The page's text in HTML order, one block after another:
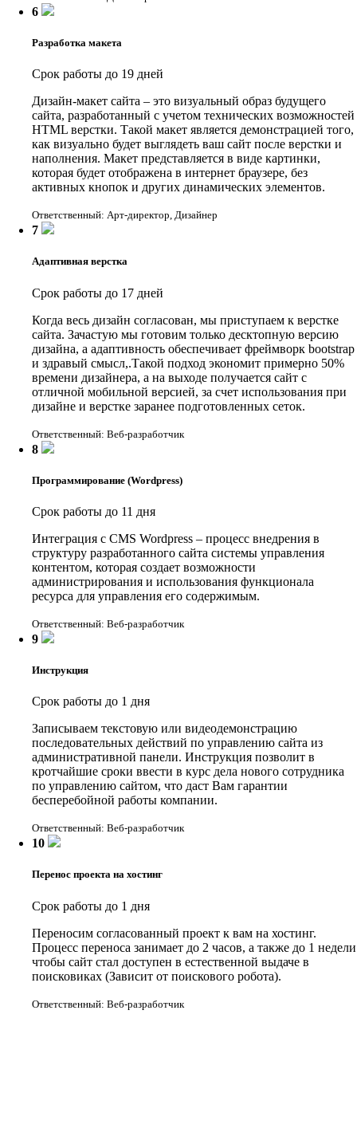
6
Разработка макета
Срок работы до 19 дней
Дизайн-макет сайта – это визуальный образ будущего
сайта, разработанный с учетом технических возможностей
HTML верстки. Такой макет является демонстрацией того,
как визуально будет выглядеть ваш сайт после верстки и
наполнения. Макет представляется в виде картинки,
которая будет отображена в интернет браузере, без
активных кнопок и других динамических элементов.
Ответственный: Арт-директор, Дизайнер
7
Адаптивная верстка
Срок работы до 17 дней
Когда весь дизайн согласован, мы приступаем к верстке
сайта. Зачастую мы готовим только десктопную версию
дизайна, а адаптивность обеспечивает фреймворк bootstrap
и здравый смысл,.Такой подход экономит примерно 50%
времени дизайнера, а на выходе получается сайт с
отличной мобильной версией, за счет использования при
дизайне и верстке заранее подготовленных сеток.
Ответственный: Веб-разработчик
8
Программирование (Wordpress)
Срок работы до 11 дня
Интеграция с CMS Wordpress – процесс внедрения в
структуру разработанного сайта системы управления
контентом, которая создает возможности
администрирования и использования функционала
ресурса для управления его содержимым.
Ответственный: Веб-разработчик
9
Инструкция
Срок работы до 1 дня
Записываем текстовую или видеодемонстрацию
последовательных действий по управлению сайта из
административной панели. Инструкция позволит в
кротчайшие сроки ввести в курс дела нового сотрудника
по управлению сайтом, что даст Вам гарантии
бесперебойной работы компании.
Ответственный: Веб-разработчик
10
Перенос проекта на хостинг
Срок работы до 1 дня
Переносим согласованный проект к вам на хостинг.
Процесс переноса занимает до 2 часов, а также до 1 недели
чтобы сайт стал доступен в естественной выдаче в
поисковиках (Зависит от поискового робота).
Ответственный: Веб-разработчик